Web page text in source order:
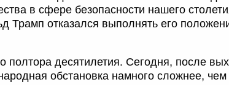
в сфере безопасности нашего
Трамп отказался выполнять его
полтора десятилетия. Сегодня, после
обстановка намного сложнее,